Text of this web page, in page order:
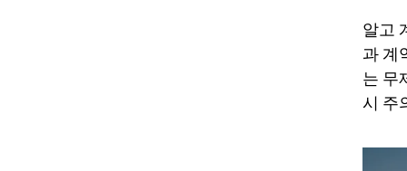
알고
과 계
는 무
시 주